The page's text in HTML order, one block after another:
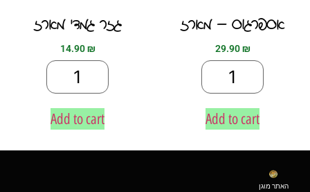
גזר גמדי מארז
14.90₪
Add to cart
אספרגוס – מארז
29.90₪
Add to cart
האתר מוגן